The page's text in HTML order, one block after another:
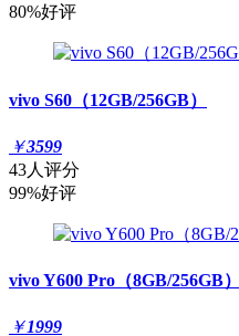
80%好评
vivo S60（12GB/256GB）
￥3599
43人评分
99%好评
vivo Y600 Pro（8GB/256GB）
￥1999